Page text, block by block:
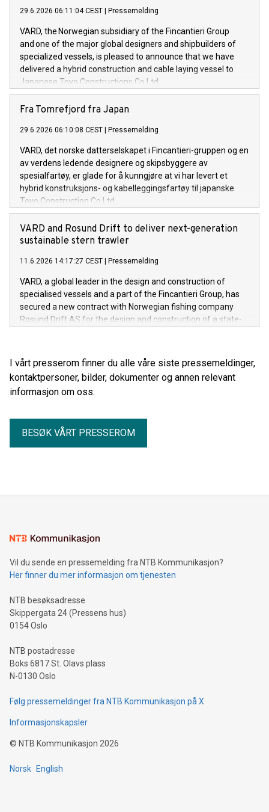
vessels VARD has signed of its kind. The value of the
29.6.2026 06:11:04 CEST Pressemelding
VARD, the Norwegian subsidiary of the Fincantieri Group
and one of the major global designers and shipbuilders of
specialized vessels, is pleased to announce that we have
delivered a hybrid construction and cable laying vessel to
Japanese Toyo Constructions Co Ltd.
Fra Tomrefjord fra Japan
29.6.2026 06:10:08 CEST Pressemelding
VARD, det norske datterselskapet i Fincantieri-gruppen og en
av verdens ledende designere og skipsbyggere av
spesialfartøy, er glade for å kunngjøre at vi har levert et
hybrid konstruksjons- og kabelleggingsfartøy til japanske
Toyo Construction Co Ltd.
VARD and Rosund Drift to deliver next-generation
sustainable stern trawler
11.6.2026 14:17:27 CEST Pressemelding
VARD, a global leader in the design and construction of
specialised vessels and a part of the Fincantieri Group, has
secured a new contract with Norwegian fishing company
Rosund Drift AS for the design and construction of a state-
I vårt presserom finner du alle våre siste pressemeldinger,
kontaktpersoner, bilder, dokumenter og annen relevant
informasjon om oss.
BESØK VÅRT PRESSEROM
Vil du sende en pressemelding fra NTB Kommunikasjon?
Her finner du mer informasjon om tjenesten
NTB besøksadresse
Skippergata 24 (Pressens hus)
0154 Oslo
NTB postadresse
Boks 6817 St. Olavs plass
N-0130 Oslo
Følg pressemeldinger fra NTB Kommunikasjon på X
Informasjonskapsler
© NTB Kommunikasjon 2026
Norsk English